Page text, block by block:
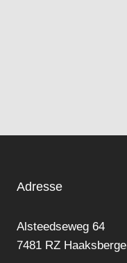
Adresse
Alsteedseweg 64
7481 RZ